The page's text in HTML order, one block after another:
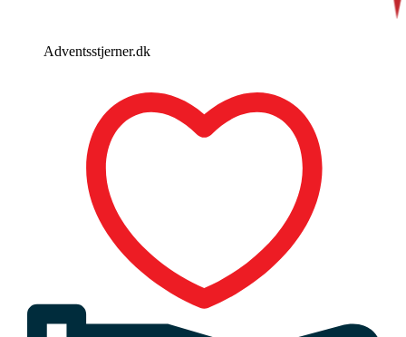
Adventsstjerner.dk